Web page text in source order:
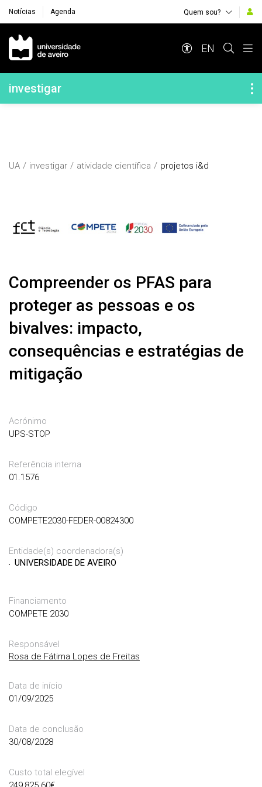
Notícias Agenda Quem sou?
Navegação Principal
EN
Navegação Lateral
investigar
UA investigar atividade científica projetos i&d
Compreender os PFAS para
proteger as pessoas e os
bivalves: impacto,
consequências e estratégias de
mitigação
Acrónimo
UPS-STOP
Referência interna
01.1576
Código
COMPETE2030-FEDER-00824300
Entidade(s) coordenadora(s)
UNIVERSIDADE DE AVEIRO
Financiamento
COMPETE 2030
Responsável
Rosa de Fátima Lopes de Freitas
Data de início
01/09/2025
Data de conclusão
30/08/2028
Custo total elegível